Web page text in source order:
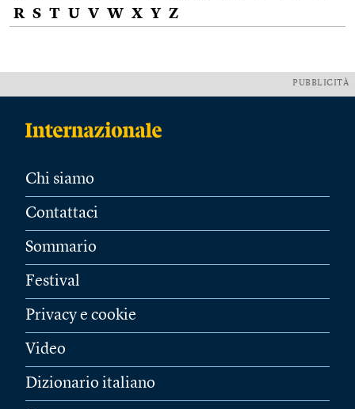
R S T U V W X Y Z
PUBBLICITÀ
Chi siamo
Contattaci
Sommario
Festival
Privacy e cookie
Video
Dizionario italiano